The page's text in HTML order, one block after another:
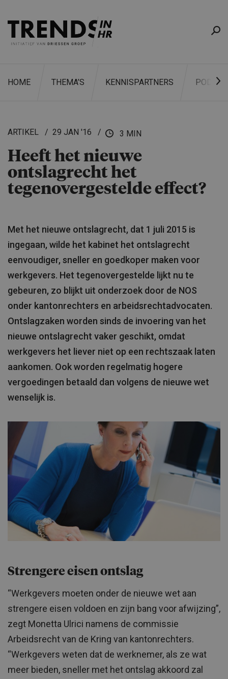
HOME THEMA’S KENNISPARTNERS
ARTIKEL 29 JAN '16 3 MIN
Heeft het nieuwe
ontslagrecht het
tegenover­ge­stelde effect?
Met het nieuwe ontslagrecht, dat 1 juli 2015 is
ingegaan, wilde het kabinet het ontslagrecht
eenvoudiger, sneller en goedkoper maken voor
werkgevers. Het tegenovergestelde lijkt nu te
gebeuren, zo blijkt uit onderzoek door de NOS
onder kantonrechters en arbeidsrechtadvocaten.
Ontslagzaken worden sinds de invoering van het
nieuwe ontslagrecht vaker geschikt, omdat
werkgevers het liever niet op een rechtszaak laten
aankomen. Ook worden regelmatig hogere
vergoedingen betaald dan volgens de nieuwe wet
wenselijk is.
Strengere eisen ontslag
“Werkgevers moeten onder de nieuwe wet aan
strengere eisen voldoen en zijn bang voor afwijzing”,
zegt Monetta Ulrici namens de commissie
Arbeidsrecht van de Kring van kantonrechters.
“Werkgevers weten dat de werknemer, als ze wat
meer bieden, sneller met het ontslag akkoord zal